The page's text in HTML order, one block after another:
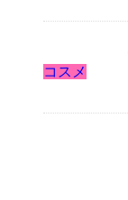
コスメ